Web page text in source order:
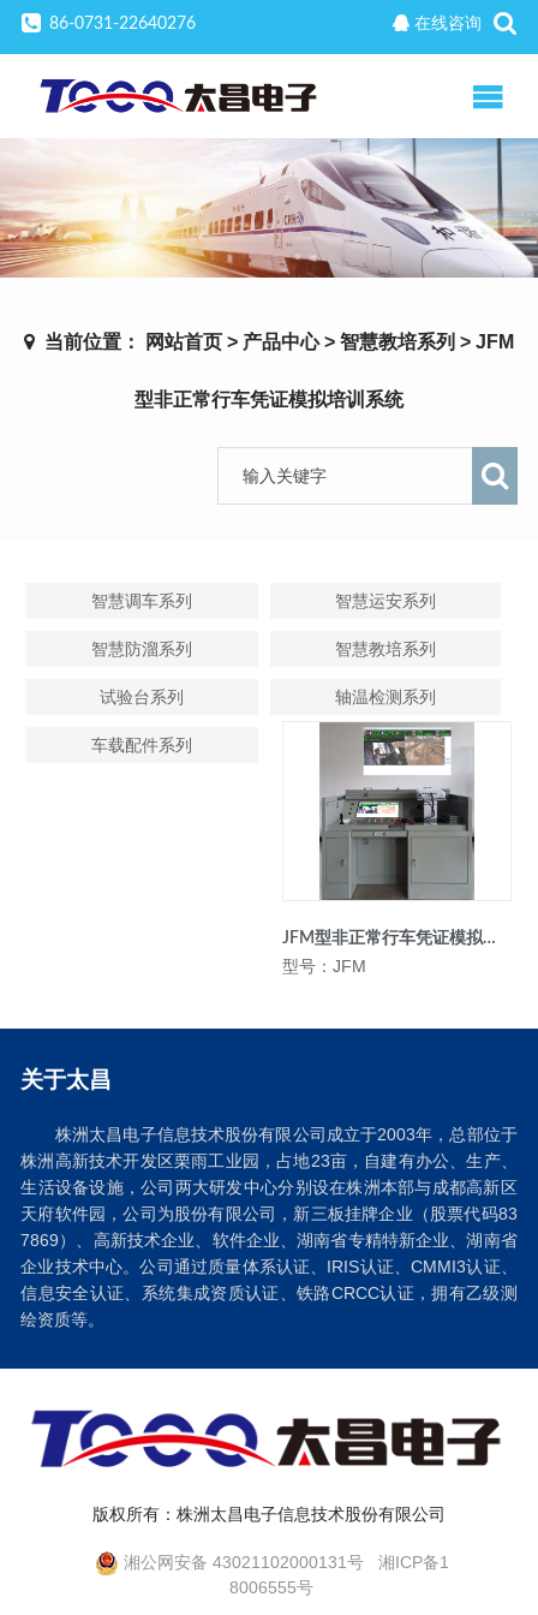
86-0731-22640276 在线咨询
当前位置： 网站首页> 产品中心> 智慧教培系列 > JFM
型非正常行车凭证模拟培训系统
智慧调车系列 智慧运安系列
智慧防溜系列 智慧教培系列
试验台系列 轴温检测系列
车载配件系列
JFM型非正常行车凭证模拟培训系统
型号：JFM
关于太昌
株洲太昌电子信息技术股份有限公司成立于2003年，总部位于
株洲高新技术开发区栗雨工业园，占地23亩，自建有办公、生产、
生活设备设施，公司两大研发中心分别设在株洲本部与成都高新区
天府软件园，公司为股份有限公司，新三板挂牌企业（股票代码83
7869）、高新技术企业、软件企业、湖南省专精特新企业、湖南省
企业技术中心。公司通过质量体系认证、IRIS认证、CMMI3认证、
信息安全认证、系统集成资质认证、铁路CRCC认证，拥有乙级测
绘资质等。
版权所有：株洲太昌电子信息技术股份有限公司
湘公网安备 43021102000131号 湘ICP备1
8006555号